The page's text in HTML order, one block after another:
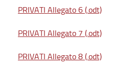
PRIVATI Allegato 6 (.odt)
PRIVATI Allegato 7 (.odt)
PRIVATI Allegato 8 (.odt)